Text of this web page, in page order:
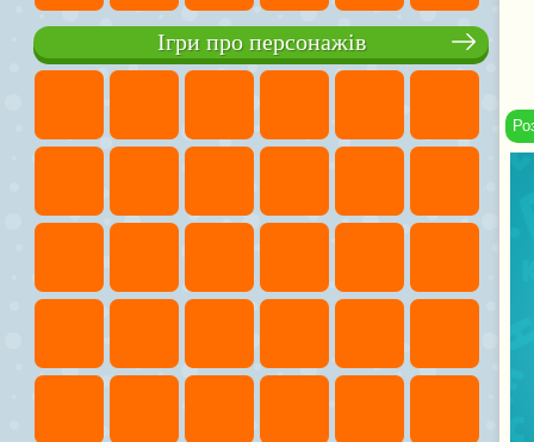
Ігри про персонажів